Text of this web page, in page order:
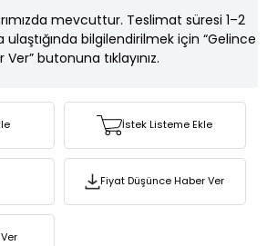
mevcuttur. Teslimat süresi 1–2
ulaştığında bilgilendirilmek için “Gelince
Ver” butonuna tıklayınız.
İstek Listeme Ekle
Fiyat Düşünce Haber Ver